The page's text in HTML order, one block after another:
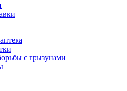
с грызунами